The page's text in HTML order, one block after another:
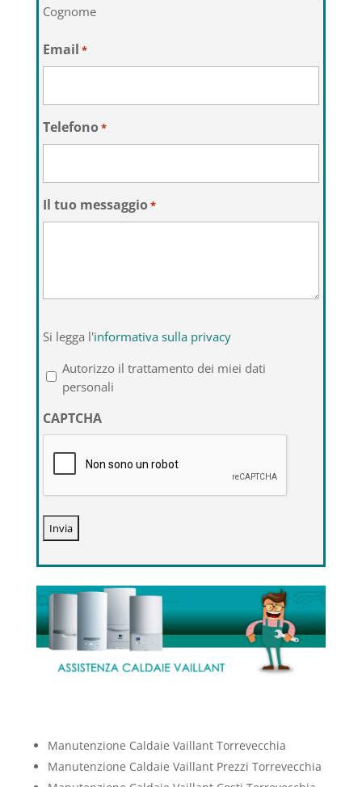
Cognome
Email *
Telefono*
Il tuo messaggio*
legga
l'informativa
sulla
privacy
*
Si legga l'informativa sulla privacy
Autorizzo il trattamento dei miei dati
personali
CAPTCHA
Manutenzione Caldaie Vaillant Torrevecchia
Manutenzione Caldaie Vaillant Prezzi Torrevecchia